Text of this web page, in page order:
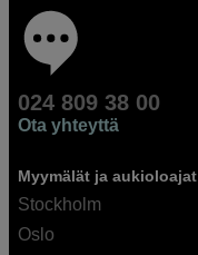
024 809 38 00
Ota yhteyttä
Myymälät ja aukioloajat
Stockholm
Oslo